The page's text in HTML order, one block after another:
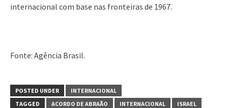
internacional com base nas fronteiras de 1967.
Fonte: Agência Brasil.
POSTED UNDER
INTERNACIONAL
TAGGED
ACORDO DE ABRAÃO INTERNACIONAL
ISRAEL